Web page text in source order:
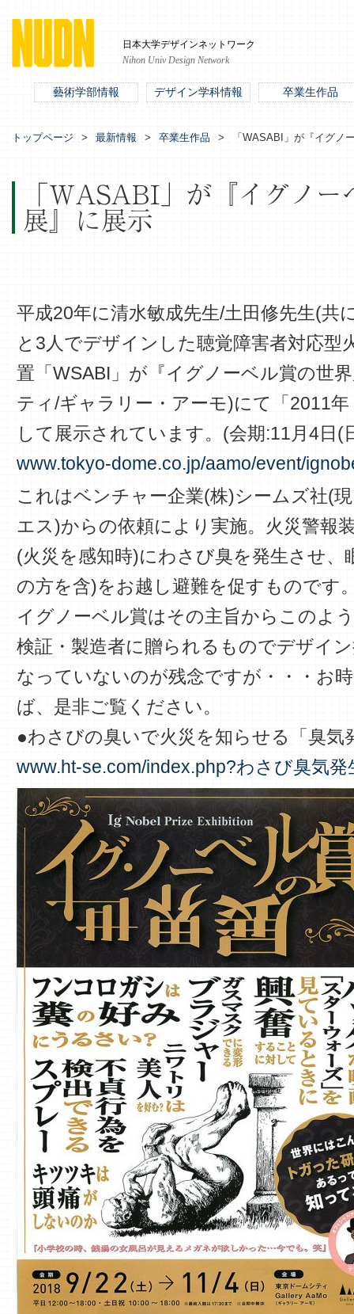
日本大学デザインネットワーク
Nihon Univ Design Network
藝術学部情報 デザイン学科情報 卒業生作品
トップページ 最新情報 卒業生作品 「WASABI」が『イグノ
「WASABI」が『イグノー
展』に展示
平成20年に清水敏成先生/土田修先生(共
と3人でデザインした聴覚障害者対応型
置「WSABI」が『イグノーベル賞の世
ティ/ギャラリー・アーモ)にて「2011
して展示されています。(会期:11月4日(
www.tokyo-dome.co.jp/aamo/event/
これはベンチャー企業(株)シームズ社(
エス)からの依頼により実施。火災警報
(火災を感知時)にわさび臭を発生させ、
の方を含)をお越し避難を促すものです
イグノーベル賞はその主旨からこのよ
検証・製造者に贈られるものでデザイ
なっていないのが残念ですが・・・お
ば、是非ご覧ください。
●わさびの臭いで火災を知らせる「臭気
www.ht-se.com/index.php?わさび臭気発